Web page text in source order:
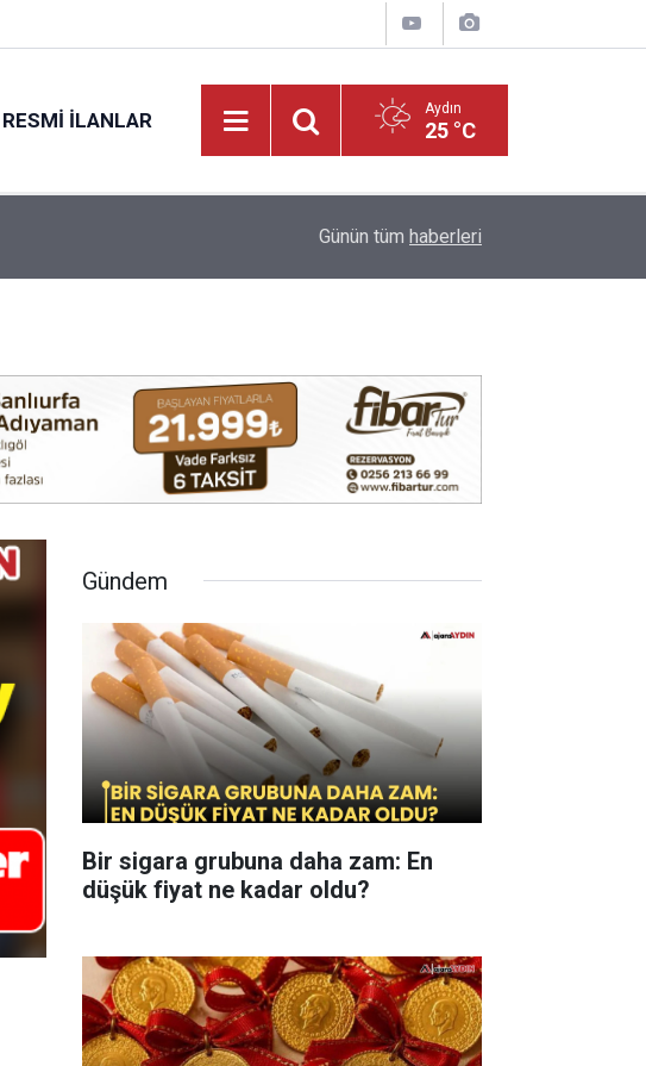
RESMI İLANLAR Aydın
25 °C
Aydın’da domuz sanıp ateş ettiği babasının
Günün tüm haberleri
Gündem
Bir sigara grubuna daha zam: En
düşük fiyat ne kadar oldu?